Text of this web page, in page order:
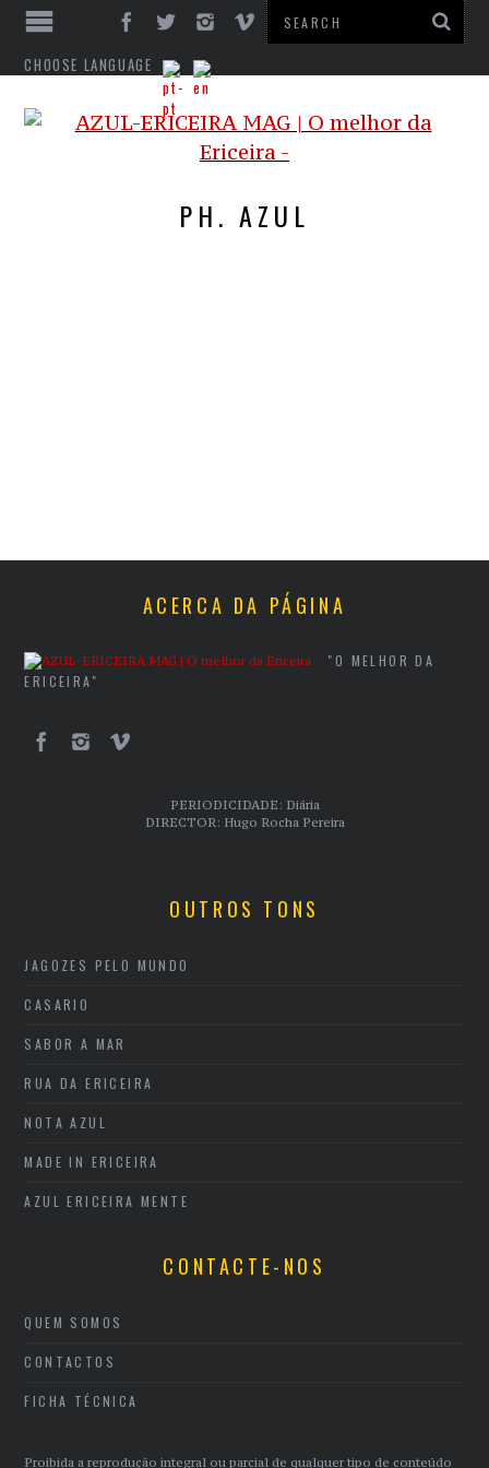
CHOOSE LANGUAGE
PH. AZUL
ACERCA DA PÁGINA
"O MELHOR DA
ERICEIRA"
PERIODICIDADE: Diária
DIRECTOR: Hugo Rocha Pereira
OUTROS TONS
JAGOZES PELO MUNDO
CASARIO
SABOR A MAR
RUA DA ERICEIRA
NOTA AZUL
MADE IN ERICEIRA
AZUL ERICEIRA MENTE
CONTACTE-NOS
QUEM SOMOS
CONTACTOS
FICHA TÉCNICA
Proibida a reprodução integral ou parcial de qualquer tipo de conteúdo